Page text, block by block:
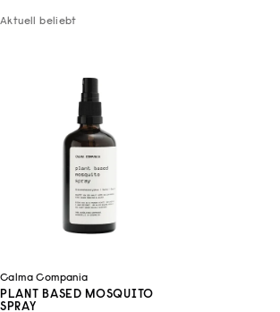
Aktuell beliebt
Calma Compania
PLANT BASED MOSQUITO
SPRAY